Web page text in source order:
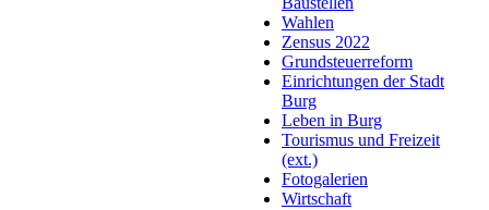
Wahlen
Zensus 2022
Grundsteuerreform
Einrichtungen der Stadt
Burg
Leben in Burg
Tourismus und Freizeit
(ext.)
Fotogalerien
Wirtschaft